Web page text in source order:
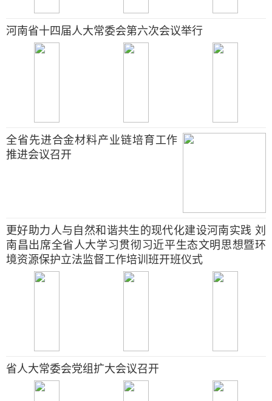
河南省十四届人大常委会第六次会议举行
全省先进合金材料产业链培育工作
推进会议召开
更好助力人与自然和谐共生的现代化建设河南实践 刘
南昌出席全省人大学习贯彻习近平生态文明思想暨环
境资源保护立法监督工作培训班开班仪式
省人大常委会党组扩大会议召开